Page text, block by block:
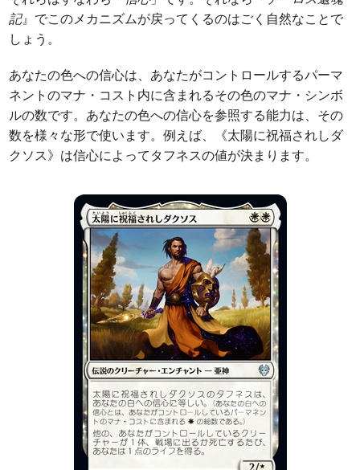
記』でこのメカニズムが戻ってくるのはごく自然なことで
しょう。
あなたの色への信心は、あなたがコントロールするパーマ
ネントのマナ・コスト内に含まれるその色のマナ・シンボ
ルの数です。あなたの色への信心を参照する能力は、その
数を様々な形で使います。例えば、《太陽に祝福されしダ
クソス》は信心によってタフネスの値が決まります。